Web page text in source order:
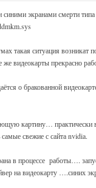
экранами смерти
такая ситуация возникат
видеокарты прекрасно
о бракованной
картину… практически
свежие с сайта nvidia.
в процессе работы….
на видеокарту ….синих